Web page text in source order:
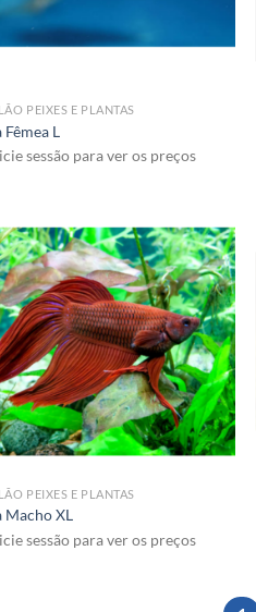
PEIXES E PLANTAS
Fêmea L
sessão para ver os preços
PEIXES E PLANTAS
Macho XL
sessão para ver os preços